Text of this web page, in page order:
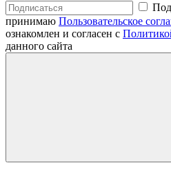
принимаю Пользовательское
ознакомлен и согласен с
данного сайта